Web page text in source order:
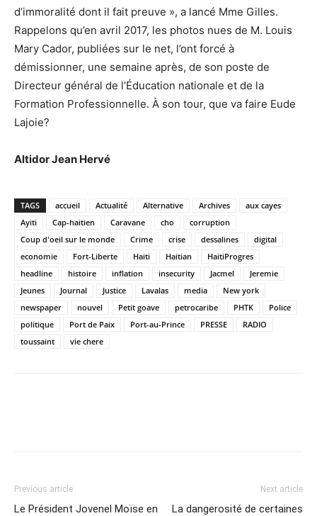
d’immoralité dont il fait preuve », a lancé Mme Gilles.
Rappelons qu’en avril 2017, les photos nues de M. Louis
Mary Cador, publiées sur le net, l’ont forcé à
démissionner, une semaine après, de son poste de
Directeur général de l’Éducation nationale et de la
Formation Professionnelle. À son tour, que va faire Eude
Lajoie?
Altidor Jean Hervé
TAGS accueil Actualité Alternative Archives
aux cayes
Ayiti
Cap-haitien Caravane cho
corruption
Coup d'oeil sur le monde
Crime crise dessalines
digital
economie
Fort-Liberte Haiti Haitian
HaitiProgres
headline
histoire inflation insecurity Jacmel
Jeremie
Jeunes
Journal Justice Lavalas media
New york
newspaper
nouvel Petit goave petrocaribe PHTK
Police
politique
Port de Paix Port-au-Prince PRESSE
RADIO
toussaint
vie chere
Previous article
Le Président Jovenel Moïse en
Next article
La dangerosité de certaines